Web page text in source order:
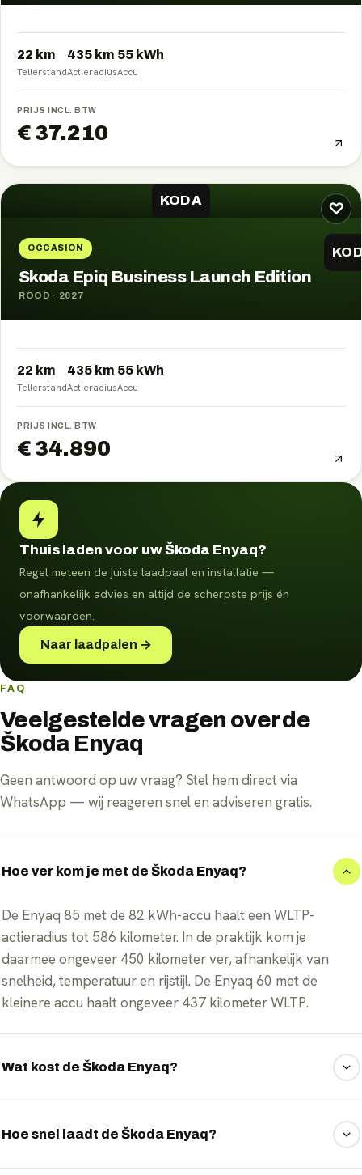
22 km
Tellerstand
435 km
Actieradius
55 kWh
Accu
PRIJS INCL. BTW
€ 37.210
♡
KODA
OCCASION
Skoda Epiq Business Launch Edition
ROOD · 2027
22 km
Tellerstand
435 km
Actieradius
55 kWh
Accu
PRIJS INCL. BTW
€ 34.890
Thuis laden voor uw Škoda Enyaq?
Regel meteen de juiste laadpaal en installatie —
onafhankelijk advies en altijd de scherpste prijs én
voorwaarden.
Naar laadpalen →
FAQ
Veelgestelde vragen over de
Škoda Enyaq
Geen antwoord op uw vraag? Stel hem direct via
WhatsApp — wij reageren snel en adviseren gratis.
Hoe ver kom je met de Škoda Enyaq?
De Enyaq 85 met de 82 kWh-accu haalt een WLTP-
actieradius tot 586 kilometer. In de praktijk kom je
daarmee ongeveer 450 kilometer ver, afhankelijk van
snelheid, temperatuur en rijstijl. De Enyaq 60 met de
kleinere accu haalt ongeveer 437 kilometer WLTP.
Wat kost de Škoda Enyaq?
gekozen uitvoering, looptijd en het jaarkilometrage. Als
Hoe snel laadt de Škoda Enyaq?